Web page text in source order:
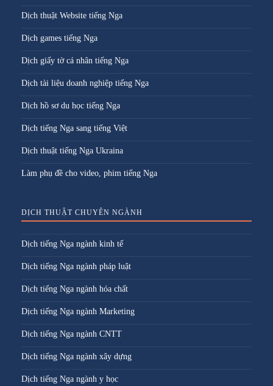
Dịch thuật Website tiếng Nga
Dịch games tiếng Nga
Dịch giấy tờ cá nhân tiếng Nga
Dịch tài liệu doanh nghiệp tiếng Nga
Dịch hồ sơ du học tiếng Nga
Dịch tiếng Nga sang tiếng Việt
Dịch thuật tiếng Nga Ukraina
Làm phụ đề cho video, phim tiếng Nga
DỊCH THUẬT CHUYÊN NGÀNH
Dịch tiếng Nga ngành kinh tế
Dịch tiếng Nga ngành pháp luật
Dịch tiếng Nga ngành hóa chất
Dịch tiếng Nga ngành Marketing
Dịch tiếng Nga ngành CNTT
Dịch tiếng Nga ngành xây dựng
Dịch tiếng Nga ngành y học